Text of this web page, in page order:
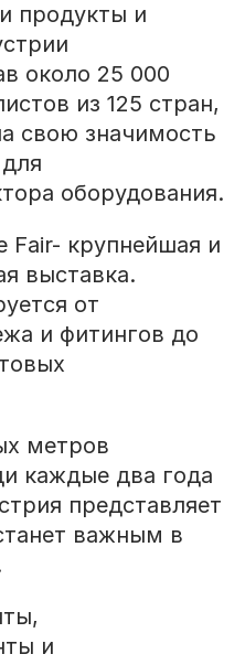
продукты и
около 25 000
из 125 стран,
свою значимость
оборудования.
Fair- крупнейшая и
выставка.
от
и фитингов до
метров
каждые два года
представляет
важным в
и